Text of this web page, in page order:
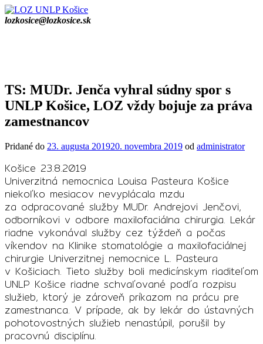
Prejsť
na
lozkosice@lozkosice.sk
TS: MUDr. Jenča vyhral súdny spor s
UNLP Košice, LOZ vždy bojuje za práva
zamestnancov
Pridané do 23. augusta 201920. novembra 2019 od administrator
Košice 23.8.2019
Univerzitná nemocnica Louisa Pasteura Košice
niekoľko mesiacov nevyplácala mzdu
za odpracované služby MUDr. Andrejovi Jenčovi,
odborníkovi v odbore maxilofaciálna chirurgia. Lekár
riadne vykonával služby cez týždeň a počas
víkendov na Klinike stomatológie a maxilofaciálnej
chirurgie Univerzitnej nemocnice L. Pasteura
v Košiciach. Tieto služby boli medicínskym riaditeľom
UNLP Košice riadne schvaľované podľa rozpisu
služieb, ktorý je zároveň príkazom na prácu pre
zamestnanca. V prípade, ak by lekár do ústavných
pohotovostných služieb nenastúpil, porušil by
pracovnú disciplínu.